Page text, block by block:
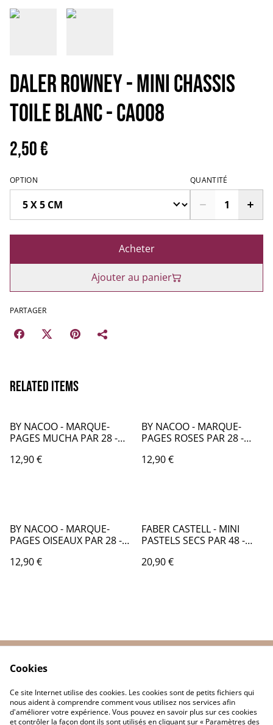
DALER ROWNEY - MINI CHASSIS
TOILE BLANC - CA008
2,50 €
OPTION QUANTITÉ
Acheter
Ajouter au panier
PARTAGER
Related items
BY NACOO - MARQUE-
PAGES MUCHA PAR 28 -
12,90 €
BY NACOO - MARQUE-
PAGES ROSES PAR 28 -
12,90 €
BY NACOO - MARQUE-
PAGES OISEAUX PAR 28 -
12,90 €
FABER CASTELL - MINI
PASTELS SECS PAR 48 -
20,90 €
Politique de
confidentialité
Politique de cookies
Cookies
Ce site Internet utilise des cookies. Les cookies sont de petits fichiers qui
nous aident à comprendre comment vous utilisez nos services afin
d'améliorer votre expérience. Vous pouvez en savoir plus sur ces cookies
et contrôler la façon dont ils sont utilisés en cliquant sur « Paramètres des